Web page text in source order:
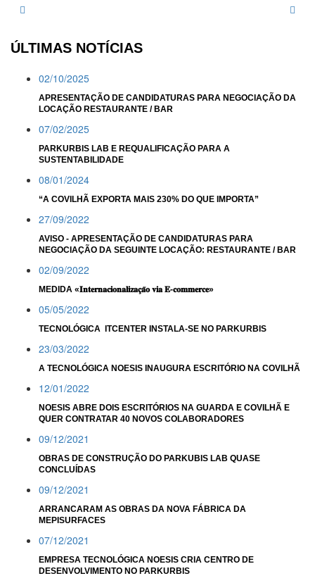
ÚLTIMAS NOTÍCIAS
02/10/2025
APRESENTAÇÃO DE CANDIDATURAS PARA NEGOCIAÇÃO DA
LOCAÇÃO RESTAURANTE / BAR
07/02/2025
PARKURBIS LAB E REQUALIFICAÇÃO PARA A
SUSTENTABILIDADE
08/01/2024
“A COVILHÃ EXPORTA MAIS 230% DO QUE IMPORTA”
27/09/2022
AVISO - APRESENTAÇÃO DE CANDIDATURAS PARA
NEGOCIAÇÃO DA SEGUINTE LOCAÇÃO: RESTAURANTE / BAR
02/09/2022
MEDIDA «𝐈𝐧𝐭𝐞𝐫𝐧𝐚𝐜𝐢𝐨𝐧𝐚𝐥𝐢𝐳𝐚𝐜̧𝐚̃𝐨 𝐯𝐢𝐚 𝐄-𝐜𝐨𝐦𝐦𝐞𝐫𝐜𝐞»
05/05/2022
TECNOLÓGICA ITCENTER INSTALA-SE NO PARKURBIS
23/03/2022
A TECNOLÓGICA NOESIS INAUGURA ESCRITÓRIO NA COVILHÃ
12/01/2022
NOESIS ABRE DOIS ESCRITÓRIOS NA GUARDA E COVILHÃ E
QUER CONTRATAR 40 NOVOS COLABORADORES
09/12/2021
OBRAS DE CONSTRUÇÃO DO PARKUBIS LAB QUASE
CONCLUÍDAS
09/12/2021
ARRANCARAM AS OBRAS DA NOVA FÁBRICA DA
MEPISURFACES
07/12/2021
EMPRESA TECNOLÓGICA NOESIS CRIA CENTRO DE
DESENVOLVIMENTO NO PARKURBIS